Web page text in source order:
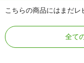
こちらの商品にはまだレ
全て